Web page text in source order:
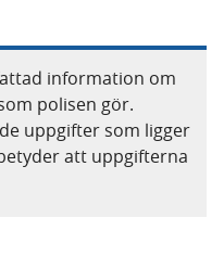
information om
polisen gör.
uppgifter som ligger
att uppgifterna